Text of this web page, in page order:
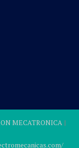
MECATRONICA |